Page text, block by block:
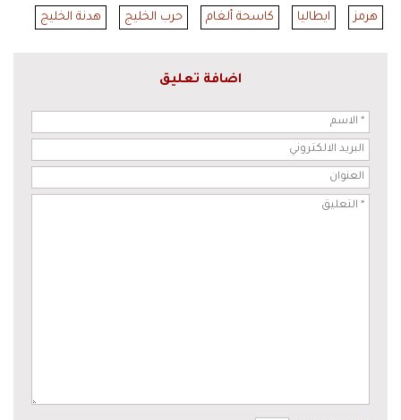
هرمز ايطاليا كاسحة ألغام حرب الخليج هدنة الخليج
اضافة تعليق